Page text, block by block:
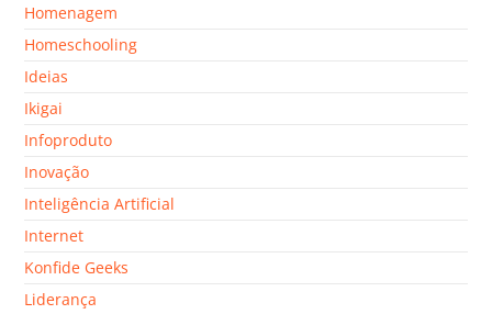
Homenagem
Homeschooling
Ideias
Ikigai
Infoproduto
Inovação
Inteligência Artificial
Internet
Konfide Geeks
Liderança